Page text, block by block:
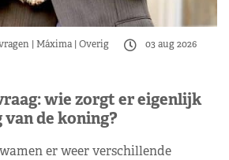
Máxima Overig
03 aug 2026
wie zorgt er eigenlijk
de koning?
er weer verschillende